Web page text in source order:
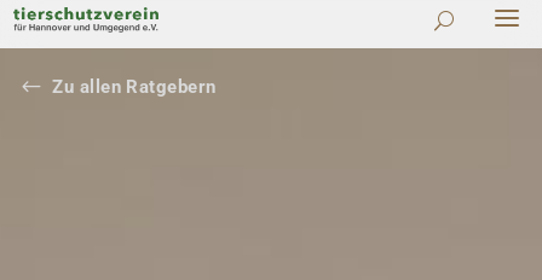
# Zu allen Ratgebern